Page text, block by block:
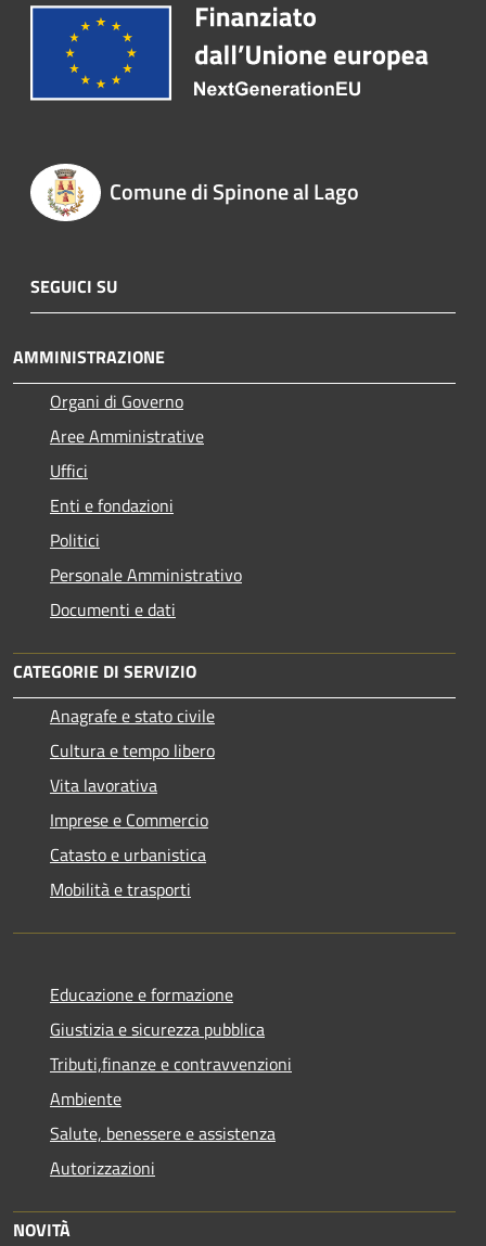
Comune di Spinone al Lago
SEGUICI SU
AMMINISTRAZIONE
Organi di Governo
Aree Amministrative
Uffici
Enti e fondazioni
Politici
Personale Amministrativo
Documenti e dati
CATEGORIE DI SERVIZIO
Anagrafe e stato civile
Cultura e tempo libero
Vita lavorativa
Imprese e Commercio
Catasto e urbanistica
Mobilità e trasporti
Educazione e formazione
Giustizia e sicurezza pubblica
Tributi,finanze e contravvenzioni
Ambiente
Salute, benessere e assistenza
Autorizzazioni
NOVITÀ